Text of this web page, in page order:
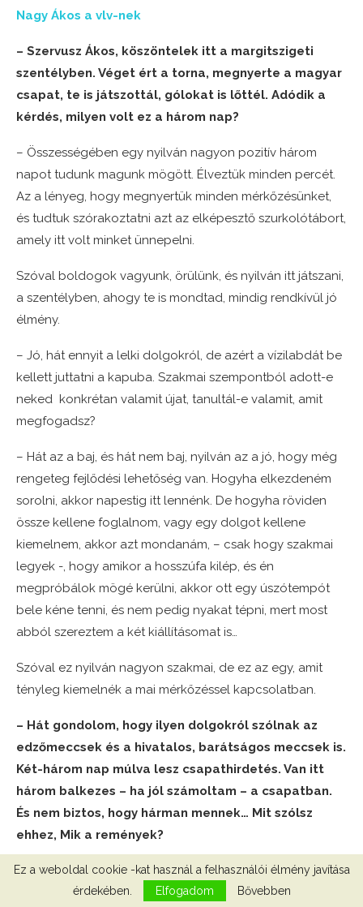
Nagy Ákos a vlv-nek
– Szervusz Ákos, köszöntelek itt a margitszigeti
szentélyben. Véget ért a torna, megnyerte a magyar
csapat, te is játszottál, gólokat is lőttél. Adódik a
kérdés, milyen volt ez a három nap?
– Összességében egy nyilván nagyon pozitív három
napot tudunk magunk mögött. Élveztük minden percét.
Az a lényeg, hogy megnyertük minden mérkőzésünket,
és tudtuk szórakoztatni azt az elképesztő szurkolótábort,
amely itt volt minket ünnepelni.
Szóval boldogok vagyunk, örülünk, és nyilván itt játszani,
a szentélyben, ahogy te is mondtad, mindig rendkívül jó
élmény.
– Jó, hát ennyit a lelki dolgokról, de azért a vízilabdát be
kellett juttatni a kapuba. Szakmai szempontból adott-e
neked konkrétan valamit újat, tanultál-e valamit, amit
megfogadsz?
– Hát az a baj, és hát nem baj, nyilván az a jó, hogy még
rengeteg fejlődési lehetőség van. Hogyha elkezdeném
sorolni, akkor napestig itt lennénk. De hogyha röviden
össze kellene foglalnom, vagy egy dolgot kellene
kiemelnem, akkor azt mondanám, – csak hogy szakmai
legyek -, hogy amikor a hosszúfa kilép, és én
megpróbálok mögé kerülni, akkor ott egy úszótempót
bele kéne tenni, és nem pedig nyakat tépni, mert most
abból szereztem a két kiállításomat is…
Szóval ez nyilván nagyon szakmai, de ez az egy, amit
tényleg kiemelnék a mai mérkőzéssel kapcsolatban.
– Hát gondolom, hogy ilyen dolgokról szólnak az
edzőmeccsek és a hivatalos, barátságos meccsek is.
Két-három nap múlva lesz csapathirdetés. Van itt
három balkezes – ha jól számoltam – a csapatban.
És nem biztos, hogy hárman mennek… Mit szólsz
ehhez, Mik a remények?
– A remény nyilván az, hogy bekerülök a csapatba és
bizonyíthatok tovább, de hála istennek, nem az én
Ez a weboldal cookie -kat használ a felhasználói élmény javítása
érdekében.
Elfogadom Bővebben